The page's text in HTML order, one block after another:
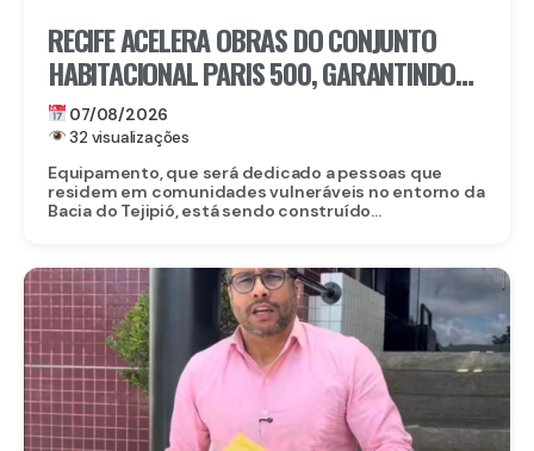
RECIFE ACELERA OBRAS DO CONJUNTO
HABITACIONAL PARIS 500, GARANTINDO
80 NOVAS MORADIAS
07/08/2026
32 visualizações
Equipamento, que será dedicado a pessoas que
residem em comunidades vulneráveis no entorno da
Bacia do Tejipió, está sendo construído...